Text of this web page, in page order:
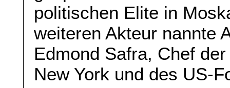
politischen Elite in
weiteren Akteur nannte
Edmond Safra, Chef
New York und des US-